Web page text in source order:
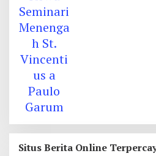
Situs Berita Online